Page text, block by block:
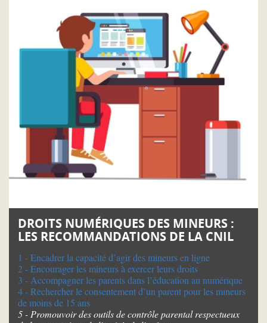
DROITS NUMÉRIQUES DES MINEURS :
LES RECOMMANDATIONS DE LA CNIL
1 - Encadrer la capacité d’agir des mineurs en ligne
2 - Encourager les mineurs à exercer leurs droits
3 - Accompagner les parents dans l’éducation au numérique
4 - Rechercher le consentement d’un parent pour les mineurs
de moins de 15 ans
5 - Promouvoir des outils de contrôle parental respectueux